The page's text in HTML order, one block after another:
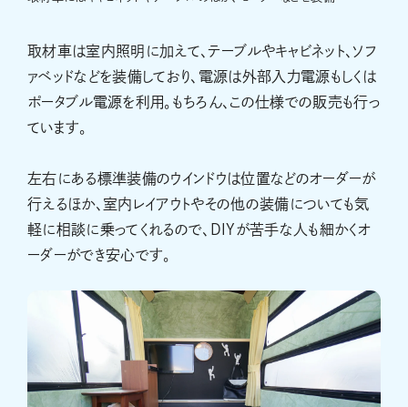
取材車は室内照明に加えて、テーブルやキャビネット、ソフ
ァベッドなどを装備しており、電源は外部入力電源もしくは
ポータブル電源を利用。もちろん、この仕様での販売も行っ
ています。
左右にある標準装備のウインドウは位置などのオーダーが
行えるほか、室内レイアウトやその他の装備についても気
軽に相談に乗ってくれるので、DIYが苦手な人も細かくオ
ーダーができ安心です。